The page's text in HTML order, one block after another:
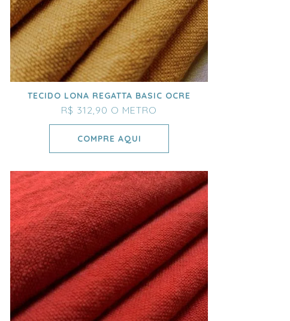
TECIDO LONA REGATTA BASIC OCRE
R$ 312,90 O METRO
COMPRE AQUI